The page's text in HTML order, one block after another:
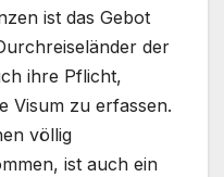
ist das Gebot
der
ihre Pflicht,
Visum zu erfassen.
völlig
ist auch ein